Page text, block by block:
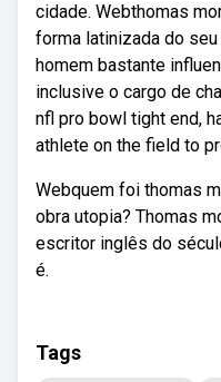
cidade. Webthomas
forma latinizada do
homem bastante
inclusive o cargo de
nfl pro bowl tight end,
athlete on the field to
Webquem foi thomas
obra utopia? Thomas
escritor inglês do
é.
Tags